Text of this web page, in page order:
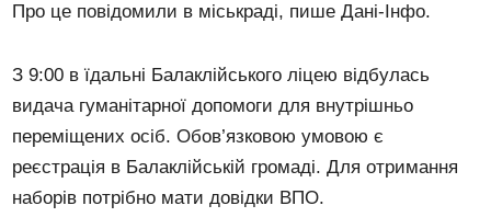
Про це повідомили в міськраді, пише Дані-Інфо.
З 9:00 в їдальні Балаклійського ліцею відбулась
видача гуманітарної допомоги для внутрішньо
переміщених осіб. Обов’язковою умовою є
реєстрація в Балаклійській громаді. Для отримання
наборів потрібно мати довідки ВПО.